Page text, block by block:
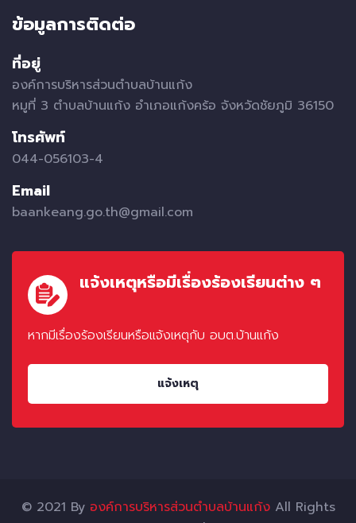
ข้อมูลการติดต่อ
ที่อยู่
องค์การบริหารส่วนตำบลบ้านแก้ง
หมูที่ 3 ตำบลบ้านแก้ง อำเภอแก้งคร้อ จังหวัดชัยภูมิ 36150
โทรศัพท์
044-056103-4
Email
baankeang.go.th@gmail.com
แจ้งเหตุหรือมีเรื่องร้องเรียนต่าง ๆ
หากมีเรื่องร้องเรียนหรือแจ้งเหตุกับ อบต.บ้านแก้ง
แจ้งเหตุ
© 2021 By องค์การบริหารส่วนตำบลบ้านแก้งAll Rights